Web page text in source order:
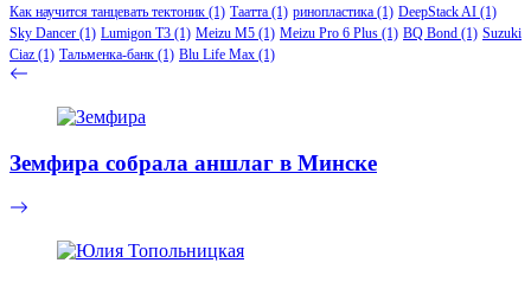
Как научится танцевать тектоник (1) Таатта (1) ринопластика (1) DeepStack AI (1)
Sky Dancer (1) Lumigon T3 (1) Meizu M5 (1) Meizu Pro 6 Plus (1) BQ Bond (1) Suzuki
Ciaz (1) Тальменка-банк (1) Blu Life Max (1)
Земфира собрала аншлаг в Минске